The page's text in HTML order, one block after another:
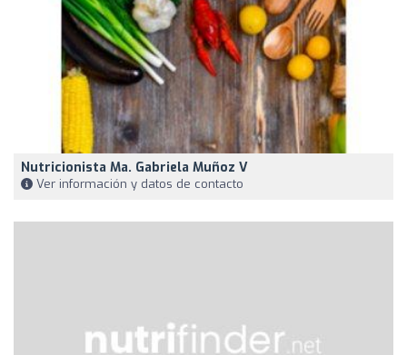
Nutricionista Ma. Gabriela Muñoz V
Ver información y datos de contacto